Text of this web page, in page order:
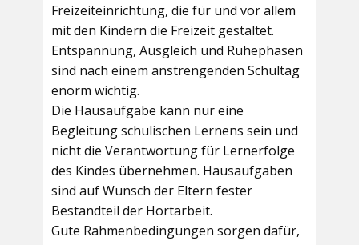
Freizeiteinrichtung, die für und vor allem
mit den Kindern die Freizeit gestaltet.
Entspannung, Ausgleich und Ruhephasen
sind nach einem anstrengenden Schultag
enorm wichtig.
Die Hausaufgabe kann nur eine
Begleitung schulischen Lernens sein und
nicht die Verantwortung für Lernerfolge
des Kindes übernehmen. Hausaufgaben
sind auf Wunsch der Eltern fester
Bestandteil der Hortarbeit.
Gute Rahmenbedingungen sorgen dafür,